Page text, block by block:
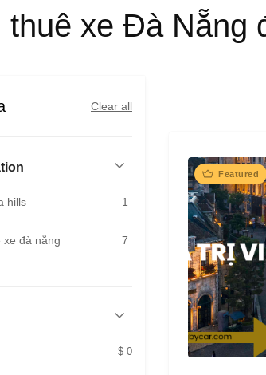
thuê xe Đà Nẵng
Clear all
hills 1
xe đà nẵng 7
$ 0
Featured